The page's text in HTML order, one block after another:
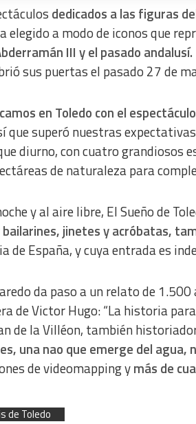
dedicados a las figuras
elegido a modo de iconos que
III y el pasado andalusí.
sus puertas el pasado 27 de
en Toledo con el
que superó nuestras
diurno, con cuatro grandiosos
de naturaleza para
y al aire libre, El Sueño de
jinetes y acróbatas,
España, y cuya entrada es
da paso a un relato de
de Victor Hugo: “La historia
de la Villéon, también
una nao que emerge del agua,
de videomapping ymás de
de Toledo
or combinations of data from
actively requested